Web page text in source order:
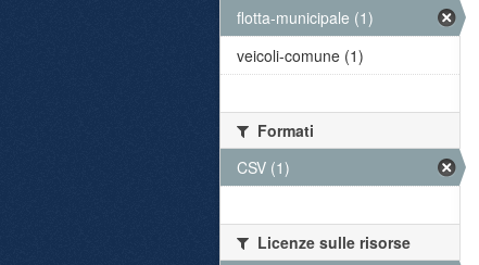
flotta-municipale (1)
veicoli-comune (1)
Formati
CSV (1)
Licenze sulle risorse